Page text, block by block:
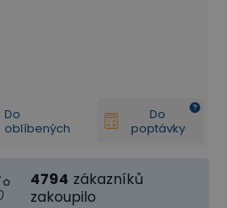
Do
oblíbených
Do
poptávky
4794 zákazníků
zakoupilo